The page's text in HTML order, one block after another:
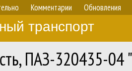
Комментарии Обновления
транспорт
ПАЗ-320435-